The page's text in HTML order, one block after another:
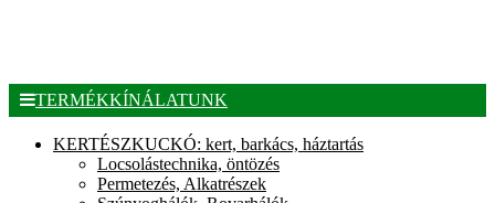
TERMÉKKÍNÁLATUNK
KERTÉSZKUCKÓ: kert, barkács, háztartás
Locsolástechnika, öntözés
Permetezés, Alkatrészek